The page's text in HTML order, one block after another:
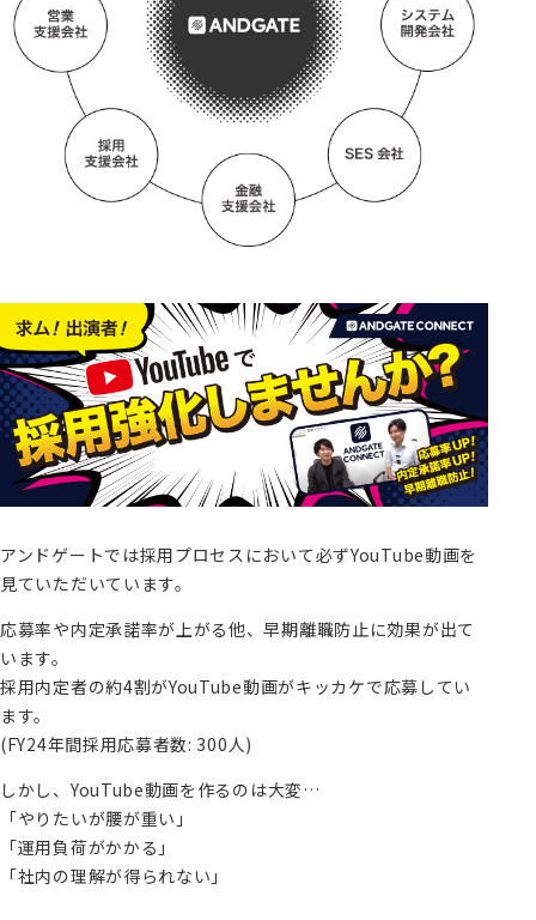
アンドゲートでは採用プロセスにおいて必ずYouTube動画を
見ていただいています。
応募率や内定承諾率が上がる他、早期離職防止に効果が出て
います。
採用内定者の約4割がYouTube動画がキッカケで応募してい
ます。
(FY24年間採用応募者数: 300人)
しかし、YouTube動画を作るのは大変…
「やりたいが腰が重い」
「運用負荷がかかる」
「社内の理解が得られない」